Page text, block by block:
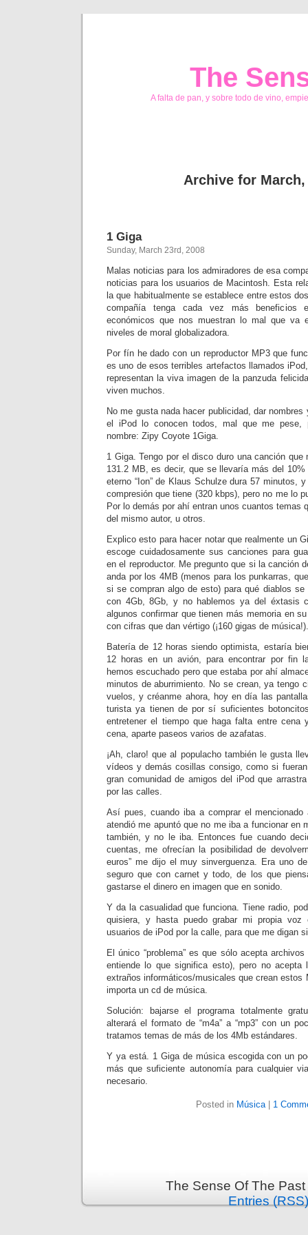
The
A falta de pan, y sobre todo de vino,
Archive for March,
1 Giga
Sunday, March 23rd, 2008
Malas noticias para los admiradores de esa
noticias para los usuarios de Macintosh. Esta
la que habitualmente se establece entre estos
compañía tenga cada vez más beneficios
económicos que nos muestran lo mal que va
niveles de moral globalizadora.
Por fín he dado con un reproductor MP3 que
es uno de esos terribles artefactos llamados
representan la viva imagen de la panzuda
viven muchos.
No me gusta nada hacer publicidad, dar
el iPod lo conocen todos, mal que me pese,
nombre: Zipy Coyote 1Giga.
1 Giga. Tengo por el disco duro una canción que
131.2 MB, es decir, que se llevaría más del
eterno “Ion” de Klaus Schulze dura 57 minutos,
compresión que tiene (320 kbps), pero no me lo
Por lo demás por ahí entran unos cuantos temas
del mismo autor, u otros.
Explico esto para hacer notar que realmente un
escoge cuidadosamente sus canciones para
en el reproductor. Me pregunto que si la canción
anda por los 4MB (menos para los punkarras,
si se compran algo de esto) para qué diablos
con 4Gb, 8Gb, y no hablemos ya del éxtasis
algunos confirmar que tienen más memoria en
con cifras que dan vértigo (¡160 gigas de música!).
Batería de 12 horas siendo optimista, estaría
12 horas en un avión, para encontrar por fin
hemos escuchado pero que estaba por ahí
minutos de aburrimiento. No se crean, ya tengo
vuelos, y créanme ahora, hoy en día las
turista ya tienen de por sí suficientes
entretener el tiempo que haga falta entre cena
cena, aparte paseos varios de azafatas.
¡Ah, claro! que al populacho también le gusta
vídeos y demás cosillas consigo, como si
gran comunidad de amigos del iPod que
por las calles.
Así pues, cuando iba a comprar el
atendió me apuntó que no me iba a funcionar en
también, y no le iba. Entonces fue cuando
cuentas, me ofrecían la posibilidad de
euros” me dijo el muy sinverguenza. Era uno
seguro que con carnet y todo, de los que
gastarse el dinero en imagen que en sonido.
Y da la casualidad que funciona. Tiene radio,
quisiera, y hasta puedo grabar mi propia
usuarios de iPod por la calle, para que me digan
El único “problema” es que sólo acepta
entiende lo que significa esto), pero no acepta
extraños informáticos/musicales que crean estos
importa un cd de música.
Solución: bajarse el programa totalmente
alterará el formato de “m4a” a “mp3” con un
tratamos temas de más de los 4Mb estándares.
Y ya está. 1 Giga de música escogida con un
más que suficiente autonomía para cualquier
necesario.
Posted in Música| 1
The Sense Of The
Entries (RSS)